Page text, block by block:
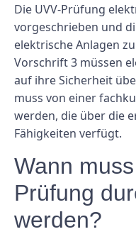
Die UVV-Prüfung
vorgeschrieben und
elektrische Anlagen
Vorschrift 3 müssen
auf ihre Sicherheit
muss von einer
werden, die über die
Fähigkeiten verfügt.
Wann
Prüfung
werden?